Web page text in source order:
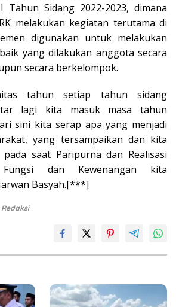
Tahun Sidang 2022-2023, dimana
melakukan kegiatan terutama di
digunakan untuk melakukan
yang dilakukan anggota secara
secara berkelompok.
tahun setiap tahun sidang
lagi kita masuk masa tahun
sini kita serap apa yang menjadi
yang tersampaikan dan kita
pada saat Paripurna dan Realisasi
dan Kewenangan kita
Basyah.[***]